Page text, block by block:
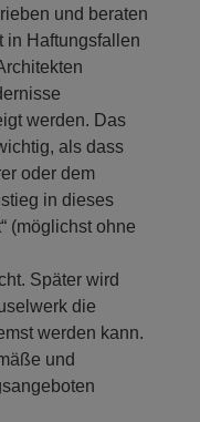
und beraten
in Haftungsfallen
werden. Das
als dass
oder dem
in dieses
(möglichst ohne
Später wird
die
werden kann.
und